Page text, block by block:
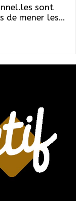
sont
de mener les…